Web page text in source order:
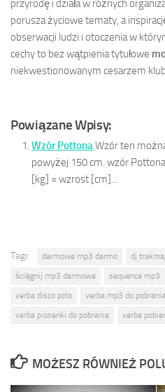
przyrodę i działa w różnych
porusza życiowe tematy, a
obserwacji ludzi i otoczenia w
cechy to bez wątpienia tytułowe
niekwestionowanym cesarzem
Powiązane Wpisy:
Wzór PottonaWzór ten
powyżej 150 cm. wzór
[kg] = wzrost [cm]...
Tagi: darmowe mp3 darmo
dj
ściągnij mp3 darmowe
sequence mp3
verba disco polo
verba mp3 do pobrania
verba piosenki do pobrania
verba
MOŻESZ RÓWNIEŻ